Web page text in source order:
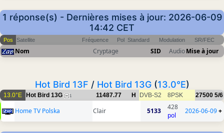
1 réponse(s) - Dernières mises à jour: 2026-06-09
14:42 CET
Pos Satellite Fréquence Pol Standard Modulation SR/FEC
Nom Cryptage SID AudioMise à jour
Hot Bird 13F / Hot Bird 13G(13.0°E)
13.0°E Hot Bird 13G 1 11487.77 H DVB-S2 8PSK 27500 5/6
Home TV Polska Clair 5133
428
pol
2026-06-09+